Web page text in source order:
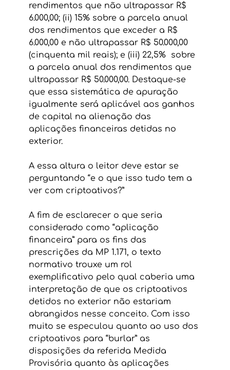
rendimentos que não ultrapassar R$
6.000,00; (ii) 15% sobre a parcela anual
dos rendimentos que exceder a R$
6.000,00 e não ultrapassar R$ 50.000,00
(cinquenta mil reais); e (iii) 22,5%  sobre
a parcela anual dos rendimentos que
ultrapassar R$ 50.000,00. Destaque-se
que essa sistemática de apuração
igualmente será aplicável aos ganhos
de capital na alienação das
aplicações financeiras detidas no
exterior.
A essa altura o leitor deve estar se
perguntando “e o que isso tudo tem a
ver com criptoativos?”
A fim de esclarecer o que seria
considerado como “aplicação
financeira” para os fins das
prescrições da MP 1.171, o texto
normativo trouxe um rol
exemplificativo pelo qual caberia uma
interpretação de que os criptoativos
detidos no exterior não estariam
abrangidos nesse conceito. Com isso
muito se especulou quanto ao uso dos
criptoativos para “burlar” as
disposições da referida Medida
Provisória quanto às aplicações